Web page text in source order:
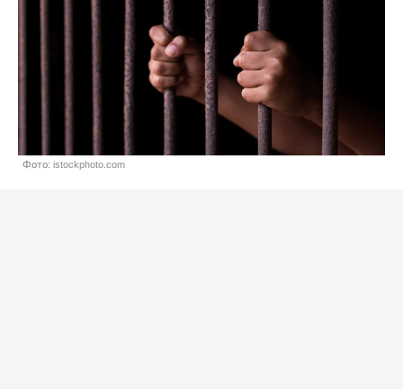
Фото: istockphoto.com